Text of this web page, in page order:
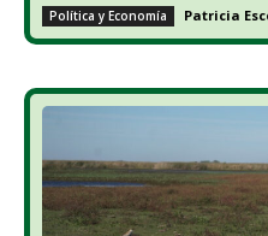
Política y Economía Patricia